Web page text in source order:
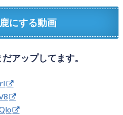
にする動画
アップしてます。